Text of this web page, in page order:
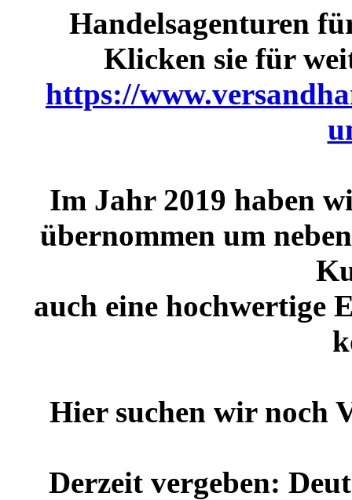
Handelsagenturen
Klicken sie für
https://
Im Jahr 2019 haben
übernommen um
auch eine hochwertige
Hier suchen wir noch
Derzeit vergeben: